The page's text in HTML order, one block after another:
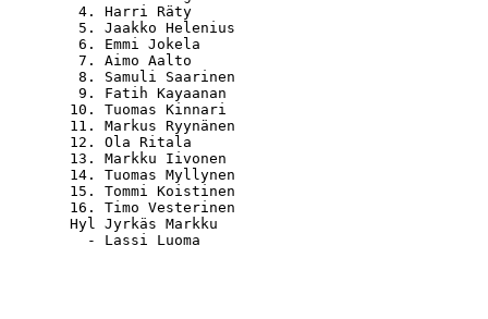
4. Harri Räty
5. Jaakko Helenius
6. Emmi Jokela
7. Aimo Aalto
8. Samuli Saarinen
9. Fatih Kayaanan
10. Tuomas Kinnari
11. Markus Ryynänen
12. Ola Ritala
13. Markku Iivonen
14. Tuomas Myllynen
15. Tommi Koistinen
16. Timo Vesterinen
Hyl Jyrkäs Markku